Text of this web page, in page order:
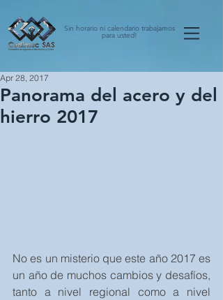
Sin horario ni calendario trabajamos
para usted!
Panorama del acero y del
hierro 2017
Apr 28, 2017
No es un misterio que este año 2017 es
un año de muchos cambios y desafíos,
tanto a nivel regional como a nivel